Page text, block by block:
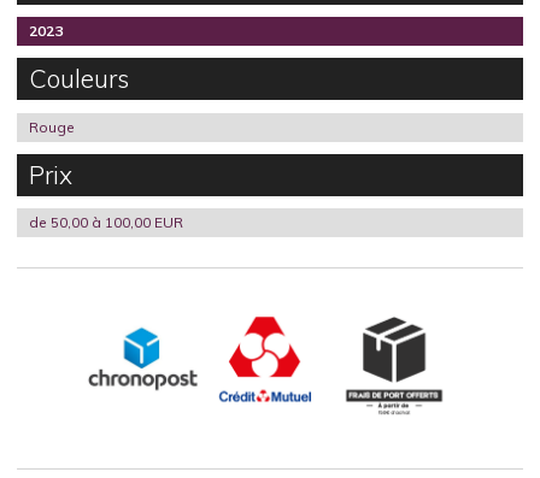
2023
Couleurs
Rouge
Prix
de 50,00 à 100,00 EUR